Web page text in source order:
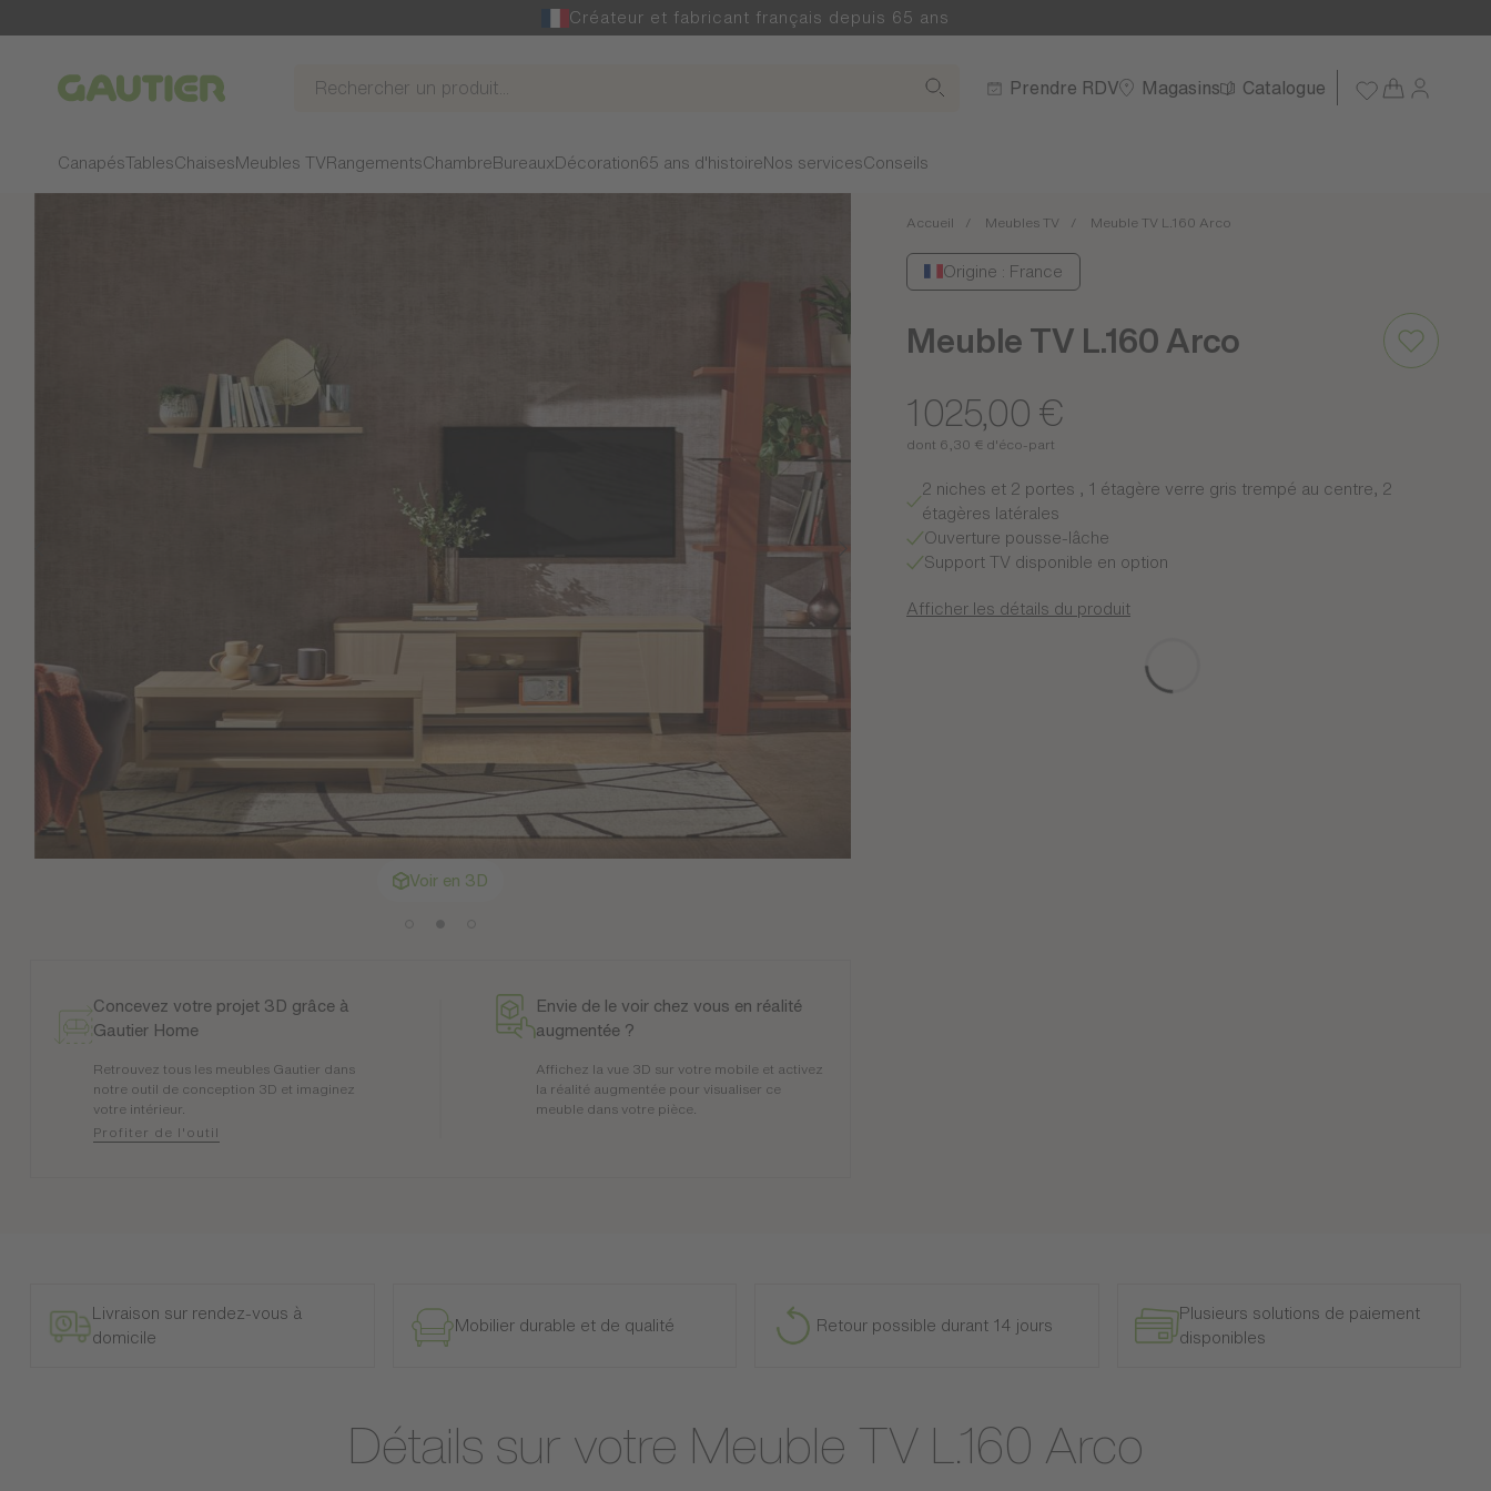
Créateur et fabricant français depuis 65 ans
Gautier Prendre RDV Magasins Catalogue
CanapésTablesChaises Meubles TV RangementsChambre Bureaux Décoration65 ans d'histoire Nos servicesConseils
Voir en 3D
Concevez votre projet 3D grâce à
Gautier Home
Retrouvez tous les meubles Gautier dans
notre outil de conception 3D et imaginez
votre intérieur.
Profiter de l'outil
Envie de le voir chez vous en réalité
augmentée ?
Affichez la vue 3D sur votre mobile et activez
la réalité augmentée pour visualiser ce
meuble dans votre pièce.
Accueil Meubles TV Meuble TV L.160 Arco
Origine : France
Meuble TV L.160 Arco
1 025,00 €
dont 6,30 € d'éco-part
2 niches et 2 portes , 1 étagère verre gris trempé au centre, 2
étagères latérales
Ouverture pousse-lâche
Support TV disponible en option
Afficher les détails du produit
Livraison sur rendez-vous à
domicile
Mobilier durable et de qualité Retour possible durant 14 jours
Plusieurs solutions de paiement
disponibles
Détails sur votre Meuble TV L.160 Arco